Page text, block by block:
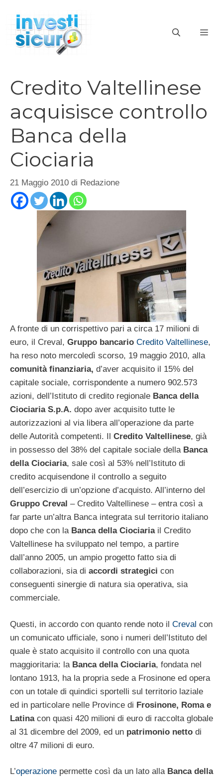
contenuto
Credito Valtellinese
acquisisce controllo
Banca della
Ciociaria
21 Maggio 2010 di Redazione
A fronte di un corrispettivo pari a circa 17 milioni di
euro, il Creval, Gruppo bancario Credito Valtellinese,
ha reso noto mercoledì scorso, 19 maggio 2010, alla
comunità finanziaria, d’aver acquisito il 15% del
capitale sociale, corrispondente a numero 902.573
azioni, dell’Istituto di credito regionale Banca della
Ciociaria S.p.A. dopo aver acquisito tutte le
autorizzazioni al via libera all’operazione da parte
delle Autorità competenti. Il Credito Valtellinese, già
in possesso del 38% del capitale sociale della Banca
della Ciociaria, sale così al 53% nell’Istituto di
credito acquisendone il controllo a seguito
dell’esercizio di un’opzione d’acquisto. All’interno del
Gruppo Creval – Credito Valtellinese – entra così a
far parte un’altra Banca integrata sul territorio italiano
dopo che con la Banca della Ciociariail Credito
Valtellinese ha sviluppato nel tempo, a partire
dall’anno 2005, un ampio progetto fatto sia di
collaborazioni, sia di accordi strategici con
conseguenti sinergie di natura sia operativa, sia
commerciale.
Questi, in accordo con quanto rende noto il Creval con
un comunicato ufficiale, sono i numeri dell’Istituto del
quale è stato acquisito il controllo con una quota
maggioritaria: la Banca della Ciociaria, fondata nel
lontano 1913, ha la propria sede a Frosinone ed opera
con un totale di quindici sportelli sul territorio laziale
ed in particolare nelle Province di Frosinone, Roma e
Latinacon quasi 420 milioni di euro di raccolta globale
al 31 dicembre del 2009, ed un patrimonio netto di
oltre 47 milioni di euro.
L’operazione permette così da un lato alla Banca della